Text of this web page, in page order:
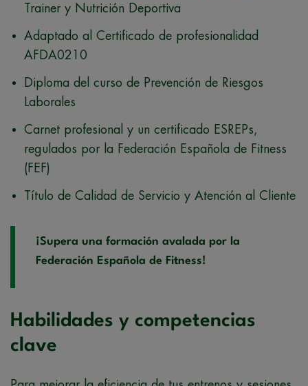
Trainer y Nutrición Deportiva
Adaptado al Certificado de profesionalidad
AFDA0210
Diploma del curso de Prevención de Riesgos
Laborales
Carnet profesional y un certificado ESREPs,
regulados por la Federación Española de Fitness
(FEF)
Título de Calidad de Servicio y Atención al Cliente
¡Supera una formación avalada por la
Federación Española de Fitness!
Habilidades y competencias
clave